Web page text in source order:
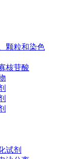
颗粒和染色
核苷酸
试剂